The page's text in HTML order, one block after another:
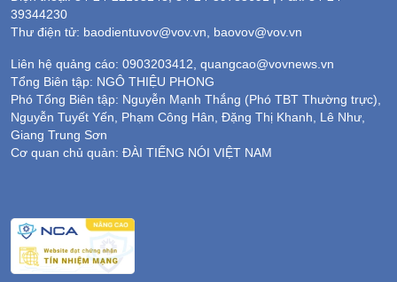
39344230
Thư điện tử: baodientuvov@vov.vn, baovov@vov.vn
Liên hệ quảng cáo: 0903203412, quangcao@vovnews.vn
Tổng Biên tập: NGÔ THIỆU PHONG
Phó Tổng Biên tập: Nguyễn Mạnh Thắng (Phó TBT Thường trực),
Nguyễn Tuyết Yến, Phạm Công Hân, Đặng Thị Khanh, Lê Như,
Giang Trung Sơn
Cơ quan chủ quản: ĐÀI TIẾNG NÓI VIỆT NAM